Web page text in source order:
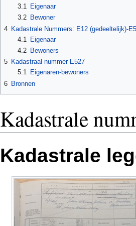
3.1
Eigenaar
3.2
Bewoner
4 Kadastrale Nummers: E12 (gedeeltelijk)-
4.1
Eigenaar
4.2
Bewoners
5 Kadastraal nummer E527
5.1
Eigenaren-bewoners
6 Bronnen
Kadastrale
Kadastrale